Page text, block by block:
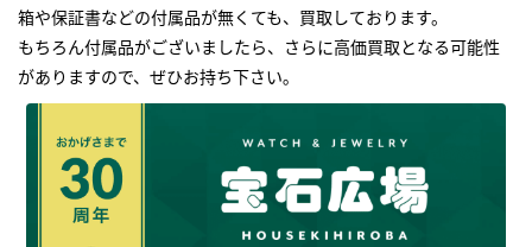
箱や保証書などの付属品が無くても、買取しております。
もちろん付属品がございましたら、さらに高価買取となる可能性
がありますので、ぜひお持ち下さい｡